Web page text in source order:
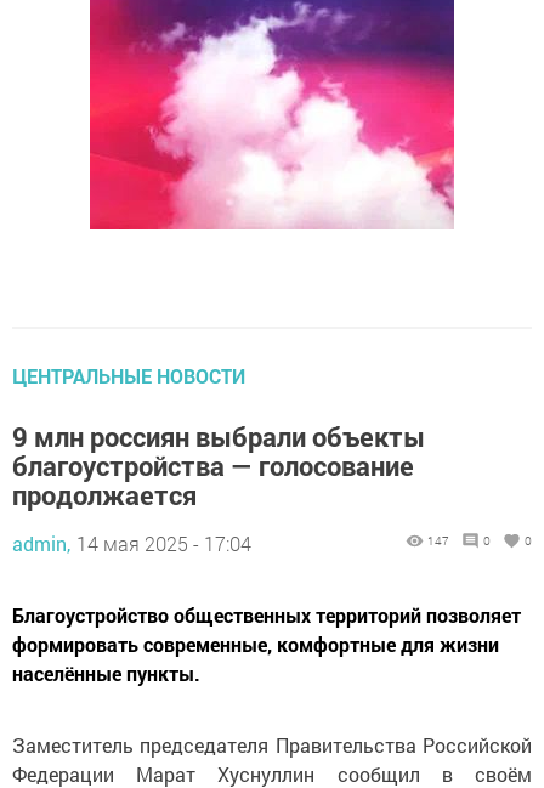
ЦЕНТРАЛЬНЫЕ НОВОСТИ
9 млн россиян выбрали объекты
благоустройства — голосование
продолжается
admin, 14 мая 2025 - 17:04 147 0 0
Благоустройство общественных территорий позволяет
формировать современные, комфортные для жизни
населённые пункты.
Заместитель председателя Правительства Российской
Федерации Марат Хуснуллин сообщил в своём